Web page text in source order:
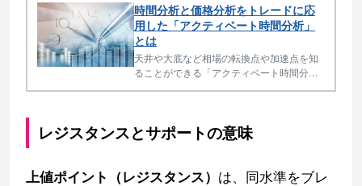
時間分析と価格分析をトレードに応
用した「アクティベート時間分析」
とは
天井や大底など相場の転換点や加速点を知
ることができる「アクティベート時間分
レジスタンスとサポートの意味
上値ポイント（レジスタンス） は、同水準をブレ